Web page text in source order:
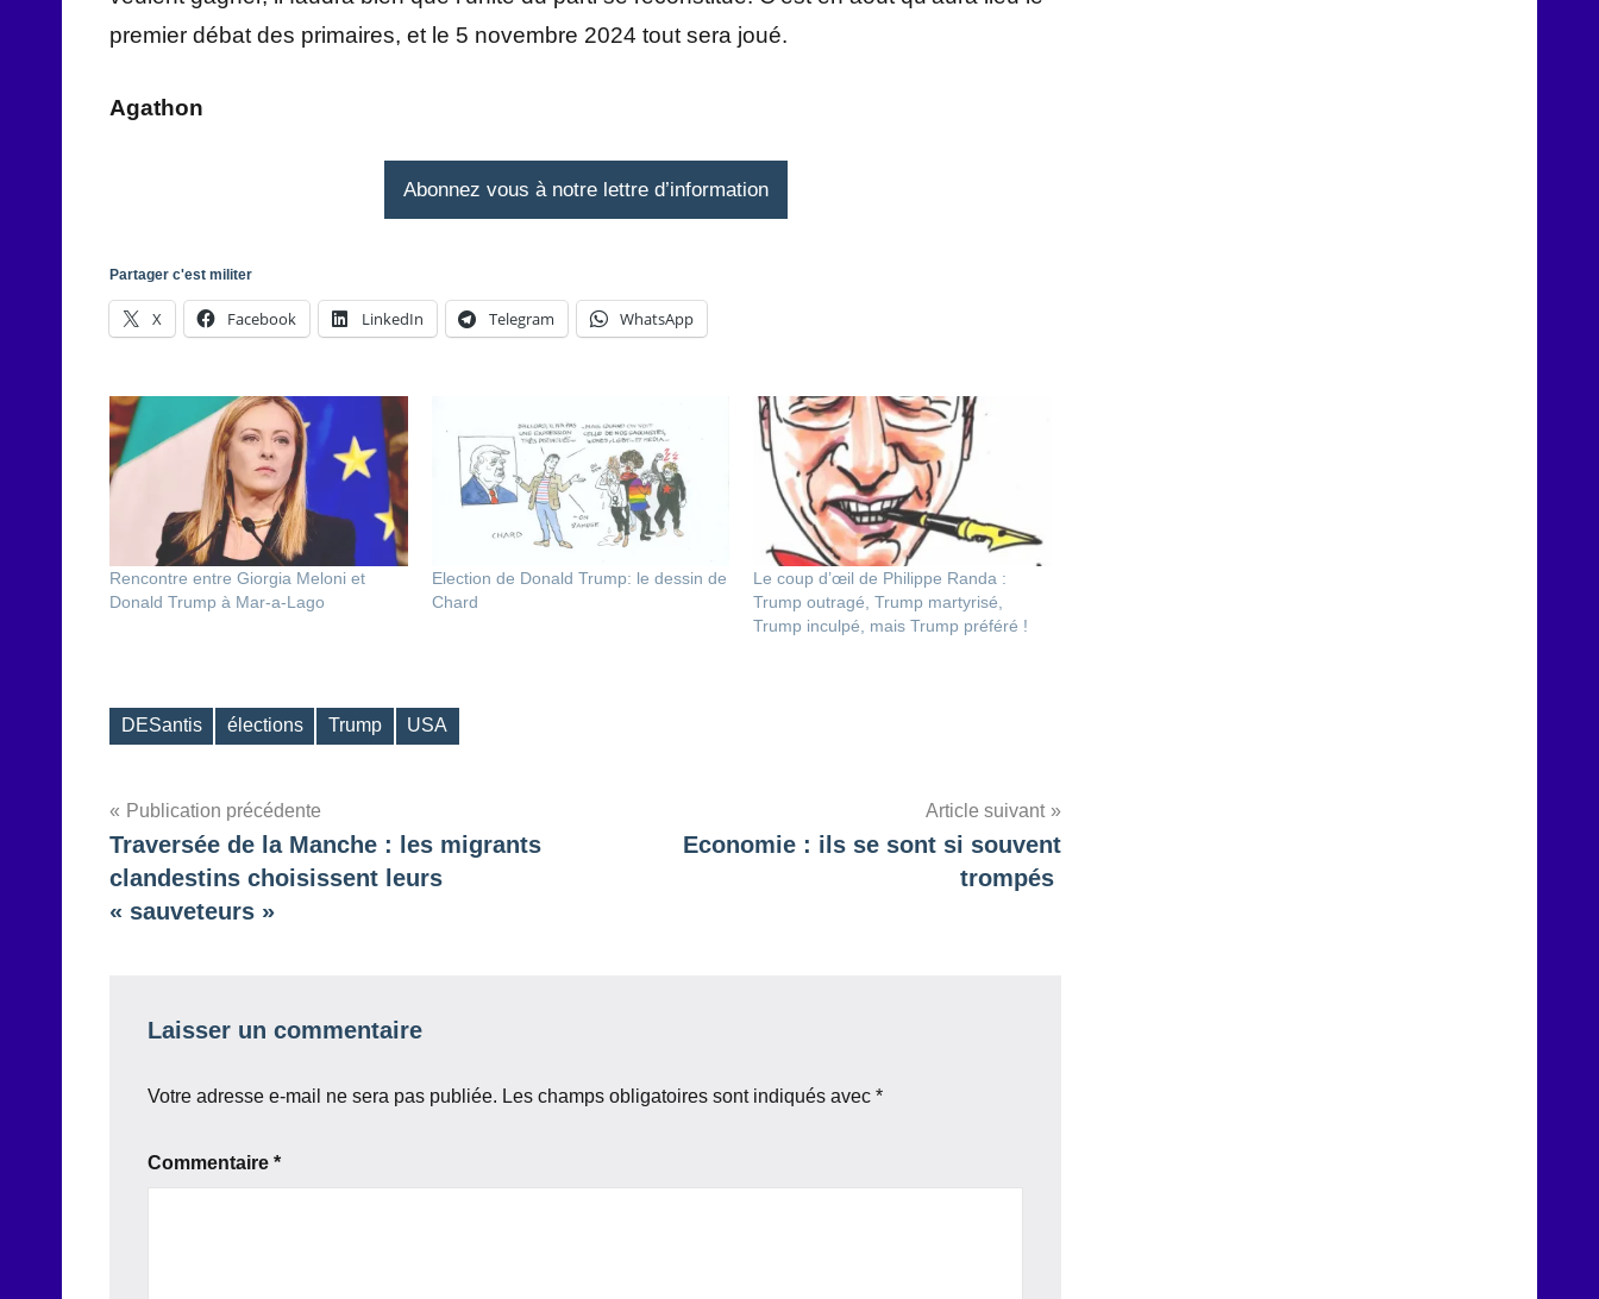
premier débat des primaires, et le 5 novembre 2024 tout sera joué.
Agathon
Abonnez vous à notre lettre d’information
Partager c'est militer
X Facebook LinkedIn Telegram WhatsApp
Rencontre entre Giorgia Meloni et
Donald Trump à Mar-a-Lago
Election de Donald Trump: le dessin de
Chard
Le coup d’œil de Philippe Randa :
Trump outragé, Trump martyrisé,
Trump inculpé, mais Trump préféré !
Étiquettes
DESantis élections Trump USA
Navigation
de
l’article
Publication précédente
Traversée de la Manche : les migrants
clandestins choisissent leurs
« sauveteurs »
Article suivant
Economie : ils se sont si souvent
trompés
Laisser un commentaire
Votre adresse e-mail ne sera pas publiée. Les champs obligatoires sont indiqués avec *
Commentaire *